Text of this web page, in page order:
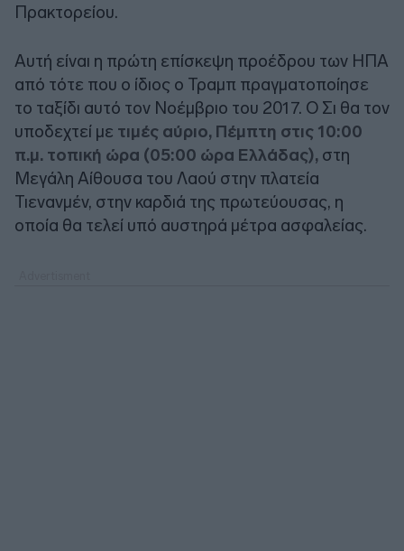
Πρακτορείου.
Αυτή είναι η πρώτη επίσκεψη προέδρου των ΗΠΑ
από τότε που ο ίδιος ο Τραμπ πραγματοποίησε
το ταξίδι αυτό τον Νοέμβριο του 2017. Ο Σι θα τον
υποδεχτεί με τιμές αύριο, Πέμπτη στις 10:00
π.μ. τοπική ώρα (05:00 ώρα Ελλάδας), στη
Μεγάλη Αίθουσα του Λαού στην πλατεία
Τιενανμέν, στην καρδιά της πρωτεύουσας, η
οποία θα τελεί υπό αυστηρά μέτρα ασφαλείας.